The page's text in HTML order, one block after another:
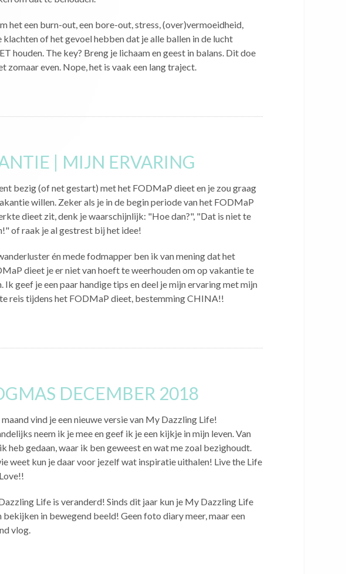
het een burn-out, een bore-out, stress, (over)vermoeidheid,
klachten of het gevoel hebben dat je alle ballen in de lucht
houden. The key? Breng je lichaam en geest in balans. Dit doe
zomaar even. Nope, het is vaak een lang traject.
| MIJN ERVARING
bezig (of net gestart) met het FODMaP dieet en je zou graag
willen. Zeker als je in de begin periode van het FODMaP
dieet zit, denk je waarschijnlijk: "Hoe dan?", "Dat is niet te
of raak je al gestrest bij het idee!
én mede fodmapper ben ik van mening dat het
dieet je er niet van hoeft te weerhouden om op vakantie te
Ik geef je een paar handige tips en deel je mijn ervaring met mijn
reis tijdens het FODMaP dieet, bestemming CHINA!!
DECEMBER 2018
maand vind je een nieuwe versie van My Dazzling Life!
neem ik je mee en geef ik je een kijkje in mijn leven. Van
heb gedaan, waar ik ben geweest en wat me zoal bezighoudt.
weet kun je daar voor jezelf wat inspiratie uithalen! Live the Life
Life is veranderd! Sinds dit jaar kun je My Dazzling Life
bekijken in bewegend beeld! Geen foto diary meer, maar een
vlog.